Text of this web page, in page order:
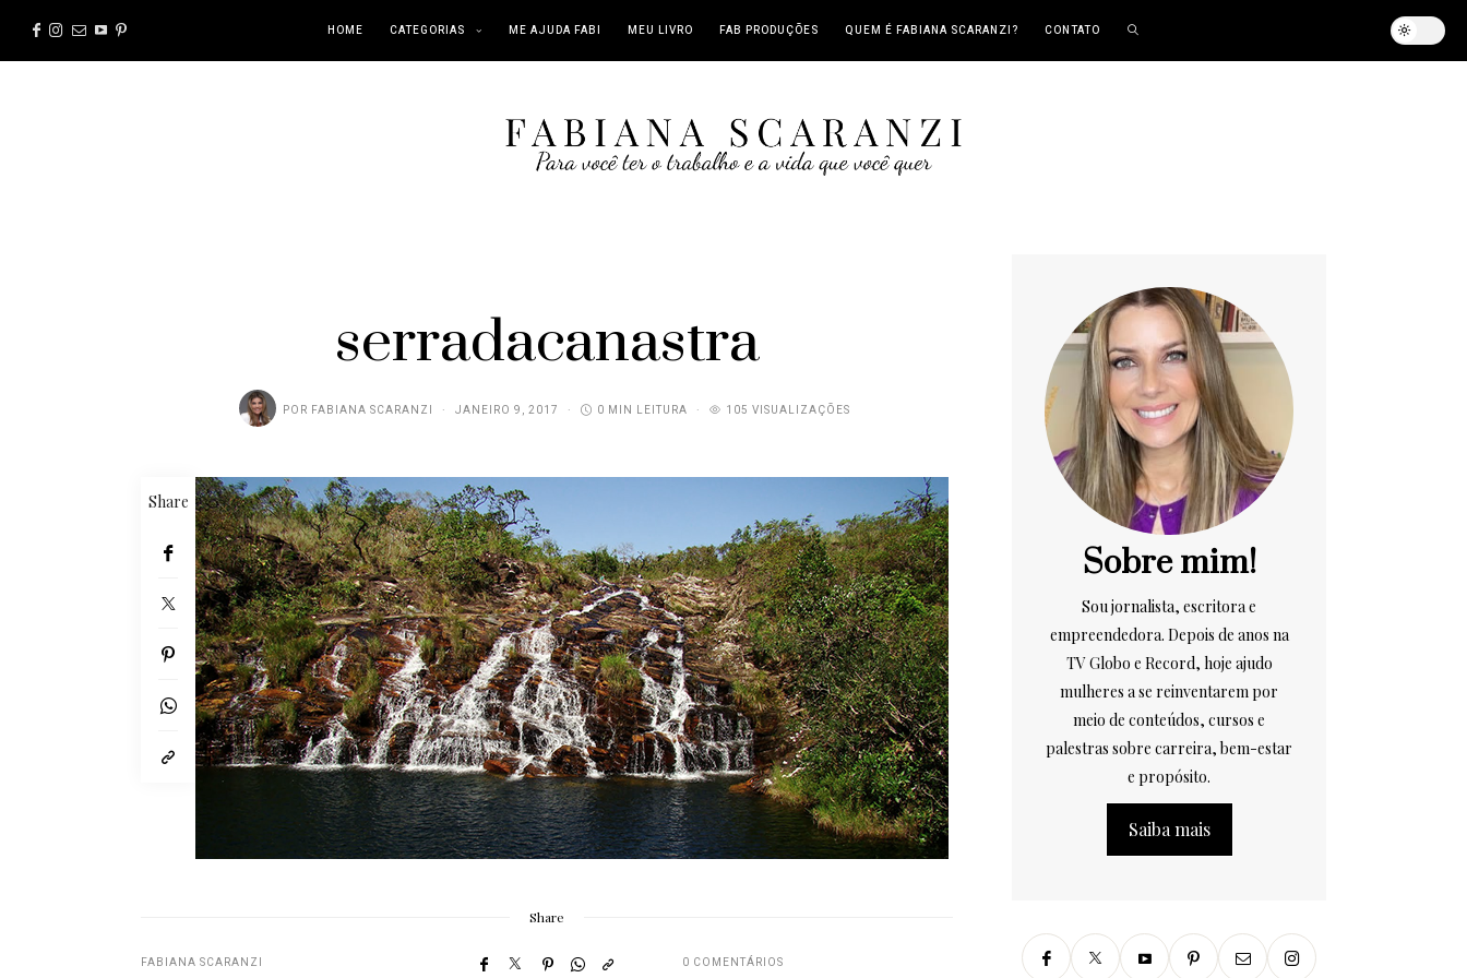
HOME CATEGORIAS ME AJUDA FABI MEU LIVRO FAB PRODUÇÕES QUEM É FABIANA SCARANZI? CONTATO
serradacanastra
POR FABIANA SCARANZI JANEIRO 9, 2017 0 MIN LEITURA 105 VISUALIZAÇÕES
Share
Share
FABIANA SCARANZI 0 COMENTÁRIOS
Sobre mim!
Sou jornalista, escritora e
empreendedora. Depois de anos na
TV Globo e Record, hoje ajudo
mulheres a se reinventarem por
meio de conteúdos, cursos e
palestras sobre carreira, bem-estar
e propósito.
Saiba mais